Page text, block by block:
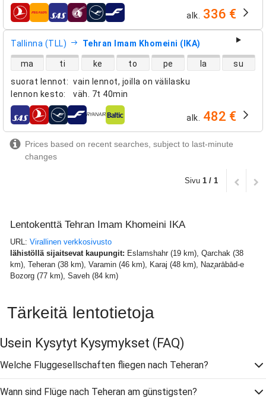
lentoyhtiöt alk. 336 €
Tallinna (TLL) Tehran Imam Khomeini (IKA)
suorat lennot: vain lennot, joilla on välilasku
lennon kesto: väh. 7t 40min
suorien lentojen saatavuus
ma ti ke to pe la su
lentoyhtiöt alk. 482 €
Prices based on recent searches, subject to last-minute
changes
Sivu 1 / 1
Lentokenttä Tehran Imam Khomeini IKA
URL: Virallinen verkkosivusto
lähistöllä sijaitsevat kaupungit: Eslamshahr (19 km), Qarchak (38
km), Teheran (38 km), Varamin (46 km), Karaj (48 km), Naz̧arābād-e
Bozorg (77 km), Saveh (84 km)
Tärkeitä lentotietoja
Usein Kysytyt Kysymykset (FAQ)
Welche Fluggesellschaften fliegen nach Teheran?
Wann sind Flüge nach Teheran am günstigsten?